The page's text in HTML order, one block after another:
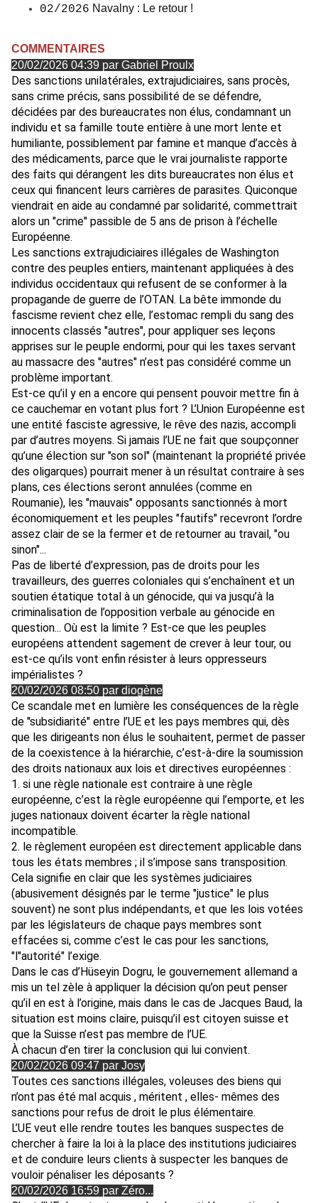
02/2026 Navalny : Le retour !
COMMENTAIRES
20/02/2026 04:39 par Gabriel Proulx
Des sanctions unilatérales, extrajudiciaires, sans procès,
sans crime précis, sans possibilité de se défendre,
décidées par des bureaucrates non élus, condamnant un
individu et sa famille toute entière à une mort lente et
humiliante, possiblement par famine et manque d’accès à
des médicaments, parce que le vrai journaliste rapporte
des faits qui dérangent les dits bureaucrates non élus et
ceux qui financent leurs carrières de parasites. Quiconque
viendrait en aide au condamné par solidarité, commettrait
alors un "crime" passible de 5 ans de prison à l’échelle
Européenne.
Les sanctions extrajudiciaires illégales de Washington
contre des peuples entiers, maintenant appliquées à des
individus occidentaux qui refusent de se conformer à la
propagande de guerre de l’OTAN. La bête immonde du
fascisme revient chez elle, l’estomac rempli du sang des
innocents classés "autres", pour appliquer ses leçons
apprises sur le peuple endormi, pour qui les taxes servant
au massacre des "autres" n’est pas considéré comme un
problème important.
Est-ce qu’il y en a encore qui pensent pouvoir mettre fin à
ce cauchemar en votant plus fort ? L’Union Européenne est
une entité fasciste agressive, le rêve des nazis, accompli
par d’autres moyens. Si jamais l’UE ne fait que soupçonner
qu’une élection sur "son sol" (maintenant la propriété privée
des oligarques) pourrait mener à un résultat contraire à ses
plans, ces élections seront annulées (comme en
Roumanie), les "mauvais" opposants sanctionnés à mort
économiquement et les peuples "fautifs" recevront l’ordre
assez clair de se la fermer et de retourner au travail, "ou
sinon"...
Pas de liberté d’expression, pas de droits pour les
travailleurs, des guerres coloniales qui s’enchaînent et un
soutien étatique total à un génocide, qui va jusqu’à la
criminalisation de l’opposition verbale au génocide en
question... Où est la limite ? Est-ce que les peuples
européens attendent sagement de crever à leur tour, ou
est-ce qu’ils vont enfin résister à leurs oppresseurs
impérialistes ?
20/02/2026 08:50 par diogène
Ce scandale met en lumière les conséquences de la règle
de "subsidiarité" entre l’UE et les pays membres qui, dès
que les dirigeants non élus le souhaitent, permet de passer
de la coexistence à la hiérarchie, c’est-à-dire la soumission
des droits nationaux aux lois et directives européennes :
1. si une règle nationale est contraire à une règle
européenne, c’est la règle européenne qui l’emporte, et les
juges nationaux doivent écarter la règle national
incompatible.
2. le règlement européen est directement applicable dans
tous les états membres ; il s’impose sans transposition.
Cela signifie en clair que les systèmes judiciaires
(abusivement désignés par le terme "justice" le plus
souvent) ne sont plus indépendants, et que les lois votées
par les législateurs de chaque pays membres sont
effacées si, comme c’est le cas pour les sanctions,
"l"autorité" l’exige.
Dans le cas d’Hüseyin Dogru, le gouvernement allemand a
mis un tel zèle à appliquer la décision qu’on peut penser
qu’il en est à l’origine, mais dans le cas de Jacques Baud, la
situation est moins claire, puisqu’il est citoyen suisse et
que la Suisse n’est pas membre de l’UE.
À chacun d’en tirer la conclusion qui lui convient.
20/02/2026 09:47 par Josy
Toutes ces sanctions illégales, voleuses des biens qui
n’ont pas été mal acquis , méritent , elles- mêmes des
sanctions pour refus de droit le plus élémentaire.
L’UE veut elle rendre toutes les banques suspectes de
chercher à faire la loi à la place des institutions judiciaires
et de conduire leurs clients à suspecter les banques de
vouloir pénaliser les déposants ?
20/02/2026 16:59 par Zéro...